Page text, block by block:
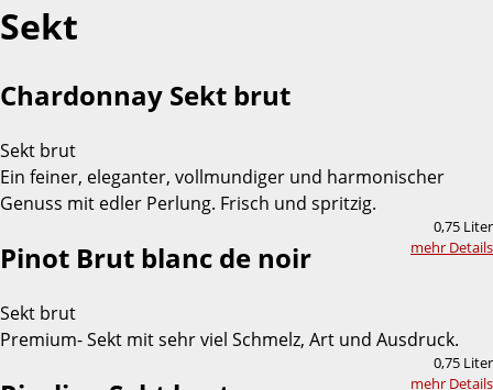
Sekt
Chardonnay Sekt brut
Sekt brut
Ein feiner, eleganter, vollmundiger und harmonischer
Genuss mit edler Perlung. Frisch und spritzig.
0,75 Liter
mehr Details
Pinot Brut blanc de noir
Sekt brut
Premium- Sekt mit sehr viel Schmelz, Art und Ausdruck.
0,75 Liter
mehr Details